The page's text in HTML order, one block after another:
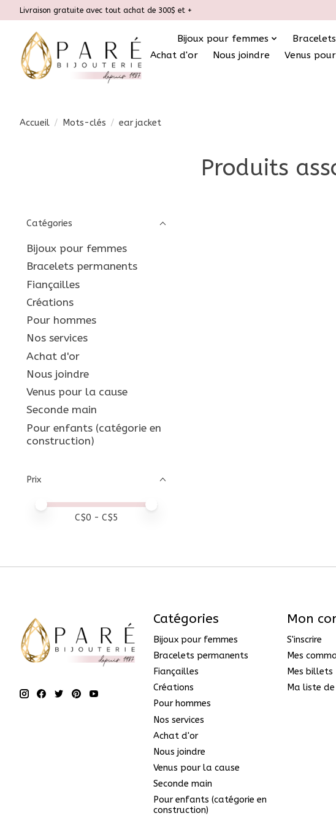
Livraison gratuite avec tout achat de 300$ et +
Bijoux pour femmes
Achat d'or
Nous joindre Venus
Accueil / Mots-clés / ear jacket
Produits
Catégories
Bijoux pour femmes
Bracelets permanents
Fiançailles
Créations
Pour hommes
Nos services
Achat d'or
Nous joindre
Venus pour la cause
Seconde main
Pour enfants (catégorie en
construction)
Prix
Prix minimum
Price maximum value
C$0 - C$5
Catégories
Bijoux pour femmes
Bracelets permanents
Fiançailles
Créations
Pour hommes
Nos services
Achat d'or
Nous joindre
Venus pour la cause
Seconde main
Pour enfants (catégorie en
construction)
Mon
S'inscrire
Mes
Mes billets
Ma liste